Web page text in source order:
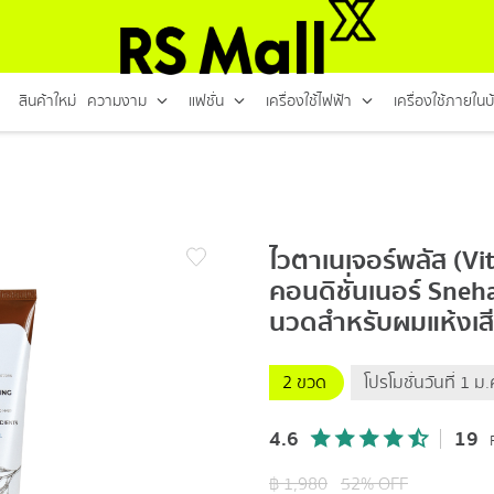
สินค้าใหม่ ความงาม แฟชั่น เครื่องใช้ไฟฟ้า เครื่องใช้ภายใน
ไวตาเนเจอร์พลัส
คอนดิชั่นเนอร์
นวดสำหรับผมแห้งเ
2 ขวด โปรโมชั่นวันที่ 1
4.6 19
฿1,980 52% OFF